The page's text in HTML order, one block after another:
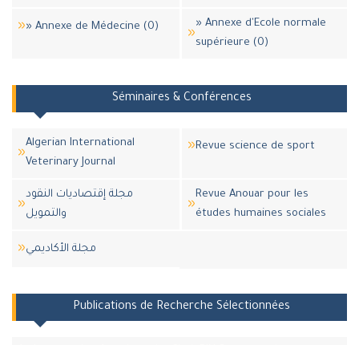
» Annexe de Médecine (0)
» Annexe d'Ecole normale
supérieure (0)
Séminaires & Conférences
Algerian International
Veterinary Journal
Revue science de sport
مجلة إقتصاديات النقود
والتمويل
Revue Anouar pour les
études humaines sociales
مجلة اﻷكاديمي
Publications de Recherche Sélectionnées